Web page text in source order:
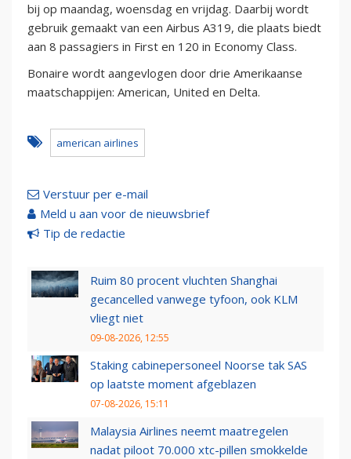
bij op maandag, woensdag en vrijdag. Daarbij wordt
gebruik gemaakt van een Airbus A319, die plaats biedt
aan 8 passagiers in First en 120 in Economy Class.
Bonaire wordt aangevlogen door drie Amerikaanse
maatschappijen: American, United en Delta.
american airlines
Verstuur per e-mail
Meld u aan voor de nieuwsbrief
Tip de redactie
Ruim 80 procent vluchten Shanghai
gecancelled vanwege tyfoon, ook KLM
vliegt niet
09-08-2026, 12:55
Staking cabinepersoneel Noorse tak SAS
op laatste moment afgeblazen
07-08-2026, 15:11
Malaysia Airlines neemt maatregelen
nadat piloot 70.000 xtc-pillen smokkelde